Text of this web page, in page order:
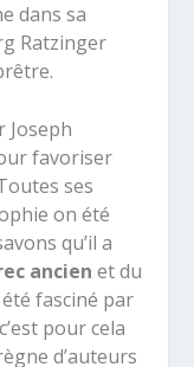
dans sa
Ratzinger
Joseph
favoriser
ses
on été
qu’il a
ancien et du
fasciné par
pour cela
d’auteurs